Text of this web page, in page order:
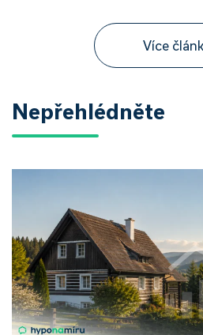
Více
Nepřehlédněte